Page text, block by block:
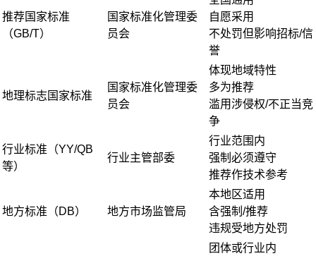
推荐国家标准
（GB/T）
国家标准化管理委
员会
自愿采用
不处罚但影响招标/信
誉
地理标志国家标准
国家标准化管理委
员会
体现地域特性
多为推荐
滥用涉侵权/不正当竞
争
行业标准（YY/QB
等）
行业主管部委
行业范围内
强制必须遵守
推荐作技术参考
地方标准（DB） 地方市场监管局
本地区适用
含强制/推荐
违规受地方处罚
团体或行业内